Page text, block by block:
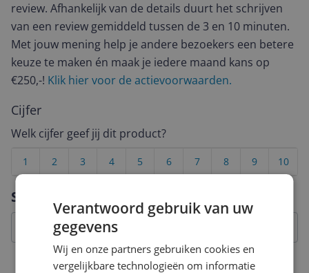
Specificaties
Overige kenmerken
review. Afhankelijk van de details duurt het schrijven
van een review gemiddeld tussen de 3 en 10 minuten.
Met jouw mening help je andere bezoekers een betere
keuze te maken én maak je iedere maand kans op
€250,-! Klik hier voor de actievoorwaarden.
Cijfer
Welk cijfer geef jij dit product?
10
9
8
7
6
5
4
3
2
1
Verantwoord gebruik van uw
gegevens
Wij en onze partners gebruiken cookies en
vergelijkbare technologieën om informatie